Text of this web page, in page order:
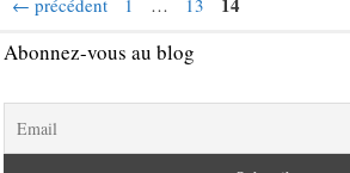
Abonnez-vous au blog